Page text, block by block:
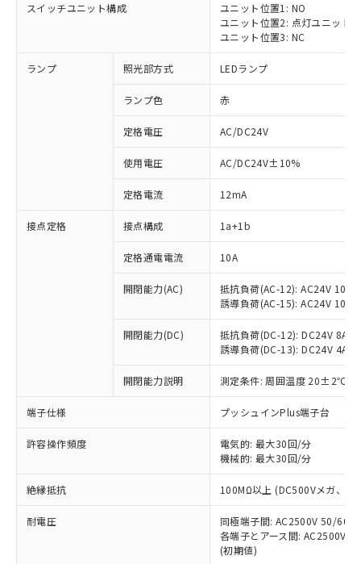
スイッチユニット構成
ユニット位置1: NO
ユニット位置2: 点灯ユニット
ユニット位置3: NC
ランプ 照光部方式 LEDランプ
ランプ色 赤
定格電圧 AC/DC24V
使用電圧 AC/DC24V±10%
定格電流 12mA
接点定格 接点構成 1a+1b
定格通電電流 10A
開閉能力(AC)
抵抗負荷(AC-12): AC24V 10A/
誘導負荷(AC-15): AC24V
開閉能力(DC)
抵抗負荷(DC-12): DC24V 8A/
誘導負荷(DC-13): DC24V 4A/
開閉能力説明 測定条件: 周囲温度 20±2℃、
端子仕様 プッシュインPlus端子台
許容操作頻度
電気的: 最大30回/分
機械的: 最大30回/分
絶縁抵抗 100MΩ以上 (DC500Vメガ、点
耐電圧
同極端子間: AC2500V 50/
各端子とアース間: AC2500V
(初期値)
ご利用条件
ご利用ください。
本サービスは、当社制御機器事業取扱
商品の当社在庫状況および標準価格
(税抜)を提供させていただくもので
当社制御機器事業取扱商品の中には、
本サービスの対象外となる商品もある
ことをご了承ください。
在庫状況および標準価格照会結果は、
対応済み：EU RoHS指令（10物質）の
非含有に対応した製品が提供可能な商品で
対応予定：EU RoHS指令（10物質）の非含
有に対応した製品に切り替える予定のある
対応予定なし：EU RoHS指令（10物質）の
非含有に非対応の商品で、対応品を出す予
定はありません。
調査・確認中：EU RoHS指令（10物質）の
非含有の対応状況を調査中または確認中の
害物質有無と関係のない商品です。
仕入先様の事情により、非含有部品として
いたものが、含有品と判明した場合などや
むを得ず変更することがあります。
※1 中国RoHS○×表
「○」：最大均質材料含有率が中国RoHSの
基準値以下であることを示します。
「×」：最大均質材料含有率が中国RoHSの
基準値を超えていることを示します。
「－」：未確認です。当社販売部門へお問
当社は、これら貴社製品のうち、外国
為替および外国貿易法に定める商品